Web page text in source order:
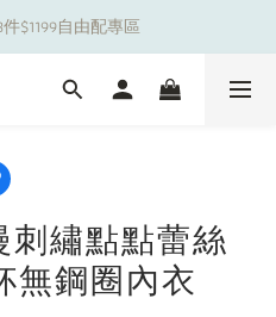
$1199自由配專區
$1199自由配專區
方LINE領$50購物金
刺繡點點蕾絲
無鋼圈內衣